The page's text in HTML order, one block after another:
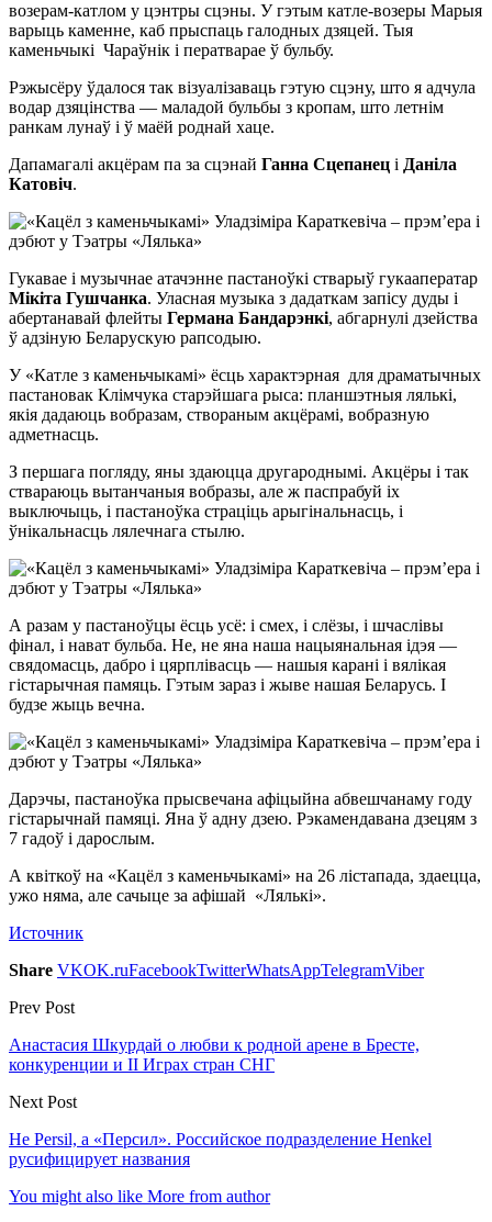
возерам-катлом у цэнтры сцэны. У гэтым катле-возеры Марыя
варыць каменне, каб прыспаць галодных дзяцей. Тыя
каменьчыкі Чараўнік і ператварае ў бульбу.
Рэжысёру ўдалося так візуалізаваць гэтую сцэну, што я адчула
водар дзяцінства — маладой бульбы з кропам, што летнім
ранкам лунаў і ў маёй роднай хаце.
Дапамагалі акцёрам па за сцэнай Ганна Сцепанец і Даніла
Катовіч.
Гукавае і музычнае атачэнне пастаноўкі стварыў гукааператар
Мікіта Гушчанка. Уласная музыка з дадаткам запісу дуды і
абертанавай флейты Германа Бандарэнкі, абгарнулі дзейства
ў адзіную Беларускую рапсодыю.
У «Катле з каменьчыкамі» ёсць характэрная для драматычных
пастановак Клімчука старэйшага рыса: планшэтныя лялькі,
якія дадаюць вобразам, створаным акцёрамі, вобразную
адметнасць.
З першага погляду, яны здаюцца другароднымі. Акцёры і так
ствараюць вытанчаныя вобразы, але ж паспрабуй іх
выключыць, і пастаноўка страціць арыгінальнасць, і
ўнікальнасць лялечнага стылю.
А разам у пастаноўцы ёсць усё: і смех, і слёзы, і шчаслівы
фінал, і нават бульба. Не, не яна наша нацыянальная ідэя —
свядомасць, дабро і цярплівасць — нашыя карані і вялікая
гістарычная памяць. Гэтым зараз і жыве нашая Беларусь. І
будзе жыць вечна.
Дарэчы, пастаноўка прысвечана афіцыйна абвешчанаму году
гістарычнай памяці. Яна ў адну дзею. Рэкамендавана дзецям з
7 гадоў і дарослым.
А квіткоў на «Кацёл з каменьчыкамі» на 26 лістапада, здаецца,
ужо няма, але сачыце за афішай «Лялькі».
Источник
Share VKOK.ruFacebookTwitterWhatsAppTelegramViber
Prev Post
Анастасия Шкурдай о любви к родной арене в Бресте,
конкуренции и II Играх стран СНГ
Next Post
Не Persil, а «Персил». Российское подразделение Henkel
русифицирует названия
You might also like More from author